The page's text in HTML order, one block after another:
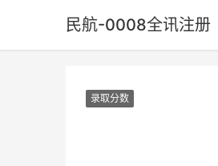
民航-0008全讯注册
录取分数